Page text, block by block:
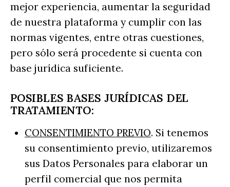
mejor experiencia, aumentar la seguridad
de nuestra plataforma y cumplir con las
normas vigentes, entre otras cuestiones,
pero sólo será procedente si cuenta con
base jurídica suficiente.
POSIBLES BASES JURÍDICAS DEL
TRATAMIENTO:
CONSENTIMIENTO PREVIO. Si tenemos
su consentimiento previo, utilizaremos
sus Datos Personales para elaborar un
perfil comercial que nos permita